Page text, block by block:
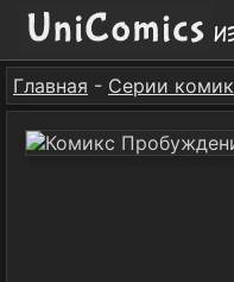
Главная - Серии